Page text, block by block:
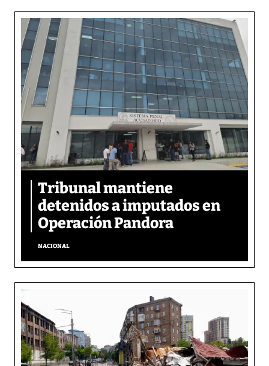
Tribunal mantiene
detenidos a imputados en
Operación Pandora
NACIONAL